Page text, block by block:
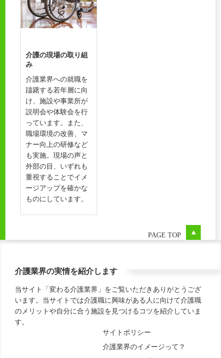
介護の現場の取り組
み
介護業界への就職を
躊躇する若年層に向
け、施設や事業所が
説明会や体験会を行
っています。また、
職場環境の改善、マ
ナー向上の研修など
も実施。現場の声と
外部の目、いずれも
重視することでイメ
ージアップを確かな
ものにしています。
PAGE TOP
介護業界の実情を紹介します
当サイト「変わる介護業界」をご覧いただきありがとうござ
います。当サイトでは介護職に興味がある人に向けて介護職
のメリットや自分に合う施設を見つけるコツを紹介していま
す。
サイトポリシー
介護業界のイメージって？